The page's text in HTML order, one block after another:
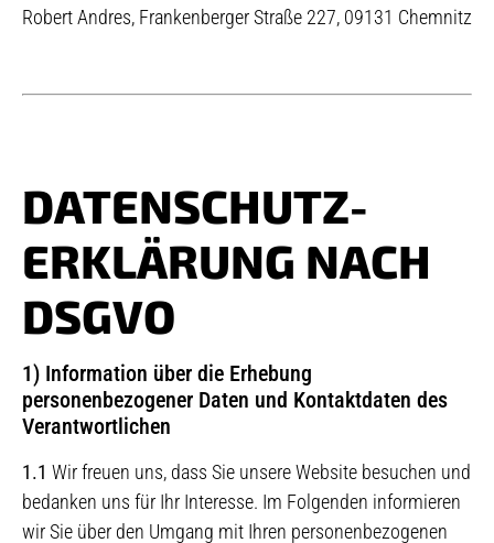
Robert Andres, Frankenberger Straße 227, 09131 Chemnitz
DATENSCHUTZ­
ERKLÄRUNG NACH
DSGVO
1) Information über die Erhebung
personenbezogener Daten und Kontaktdaten des
Verantwortlichen
1.1 Wir freuen uns, dass Sie unsere Website besuchen und
bedanken uns für Ihr Interesse. Im Folgenden informieren
wir Sie über den Umgang mit Ihren personenbezogenen